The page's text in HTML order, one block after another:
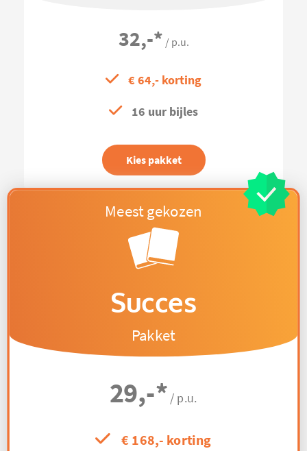
32,-* / p.u.
€ 64,- korting
16 uur bijles
Kies pakket
Succes
Pakket
29,-* / p.u.
€ 168,- korting